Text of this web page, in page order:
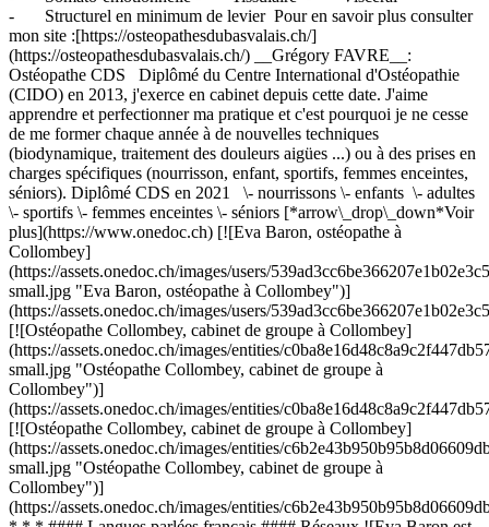
- Structurel en minimum de levier Pour en savoir plus consulter
mon site :[https://osteopathesdubasvalais.ch/]
(https://osteopathesdubasvalais.ch/) __Grégory FAVRE__:
Ostéopathe CDS Diplômé du Centre International d'Ostéopathie
(CIDO) en 2013, j'exerce en cabinet depuis cette date. J'aime
apprendre et perfectionner ma pratique et c'est pourquoi je ne cesse
de me former chaque année à de nouvelles techniques
(biodynamique, traitement des douleurs aigües ...) ou à des prises en
charges spécifiques (nourrisson, enfant, sportifs, femmes enceintes,
séniors). Diplômé CDS en 2021 \- nourrissons \- enfants \- adultes
\- sportifs \- femmes enceintes \- séniors [*arrow\_drop\_down*Voir
plus](https://www.onedoc.ch) [![Eva Baron, ostéopathe à
Collombey]
(https://assets.onedoc.ch/images/users/
small.jpg "Eva Baron, ostéopathe à Collombey")]
(https://assets.onedoc.ch/images/users/
[![Ostéopathe Collombey, cabinet de groupe à Collombey]
(https://assets.onedoc.ch/images/entities/
small.jpg "Ostéopathe Collombey, cabinet de groupe à
Collombey")]
(https://assets.onedoc.ch/images/entities/
[![Ostéopathe Collombey, cabinet de groupe à Collombey]
(https://assets.onedoc.ch/images/entities/
small.jpg "Ostéopathe Collombey, cabinet de groupe à
Collombey")]
(https://assets.onedoc.ch/images/entities/